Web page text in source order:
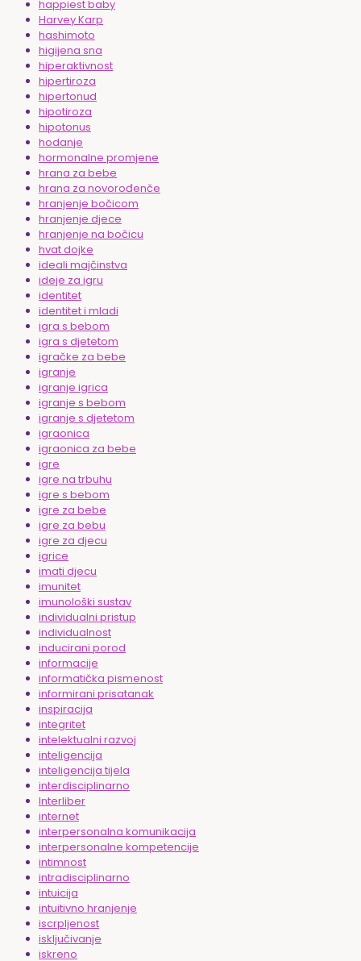
happiest baby
Harvey Karp
hashimoto
higijena sna
hiperaktivnost
hipertiroza
hipertonud
hipotiroza
hipotonus
hodanje
hormonalne promjene
hrana za bebe
hrana za novorođenče
hranjenje bočicom
hranjenje djece
hranjenje na bočicu
hvat dojke
ideali majčinstva
ideje za igru
identitet
identitet i mladi
igra s bebom
igra s djetetom
igračke za bebe
igranje
igranje igrica
igranje s bebom
igranje s djetetom
igraonica
igraonica za bebe
igre
igre na trbuhu
igre s bebom
igre za bebe
igre za bebu
igre za djecu
igrice
imati djecu
imunitet
imunološki sustav
individualni pristup
individualnost
inducirani porod
informacije
informatička pismenost
informirani prisatanak
inspiracija
integritet
intelektualni razvoj
inteligencija
inteligencija tijela
interdisciplinarno
Interliber
internet
interpersonalna komunikacija
interpersonalne kompetencije
intimnost
intradisciplinarno
intuicija
intuitivno hranjenje
iscrpljenost
isključivanje
iskreno